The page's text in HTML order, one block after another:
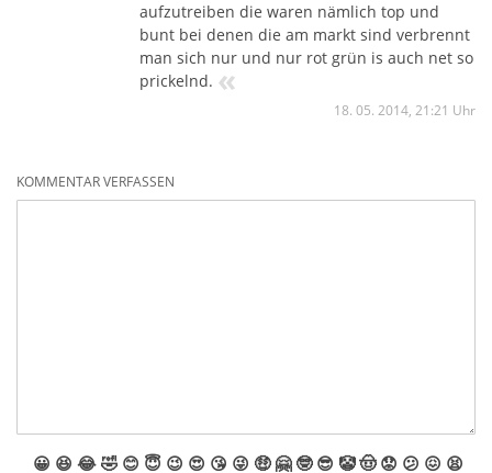
aufzutreiben die waren nämlich top und
bunt bei denen die am markt sind verbrennt
man sich nur und nur rot grün is auch net so
prickelnd. «
18. 05. 2014, 21:21 Uhr
KOMMENTAR VERFASSEN
😀 😆 😂🤣 😊 😇 😉 😍 😘 😜 🤑 🤗 🤓 😎 🤡🤠 😟 😕 😖 😫